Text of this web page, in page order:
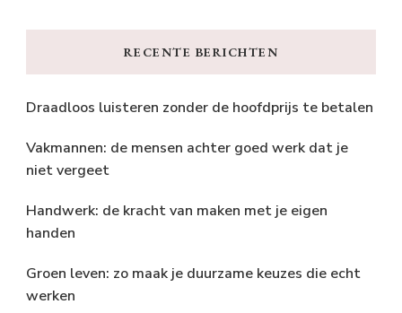
RECENTE BERICHTEN
Draadloos luisteren zonder de hoofdprijs te betalen
Vakmannen: de mensen achter goed werk dat je
niet vergeet
Handwerk: de kracht van maken met je eigen
handen
Groen leven: zo maak je duurzame keuzes die echt
werken